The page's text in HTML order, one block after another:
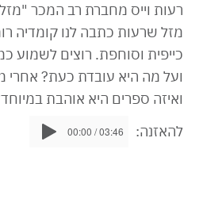
רעות וייס מחברת רב המכר
מזל שרעות כתבה לנו קומדיה
כייפית וסוחפת. רוצים לשמוע
ועל מה היא עובדת כעת? אחרי
ואיזה ספרים היא אוהבת
00:00 / 03:46 להאזנה: